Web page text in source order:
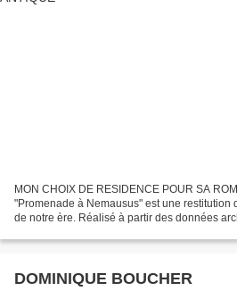
MON CHOIX DE RESIDENCE POUR SA
"Promenade à Nemausus" est une restitution
de notre ère. Réalisé à partir des données
DOMINIQUE BOUCHER